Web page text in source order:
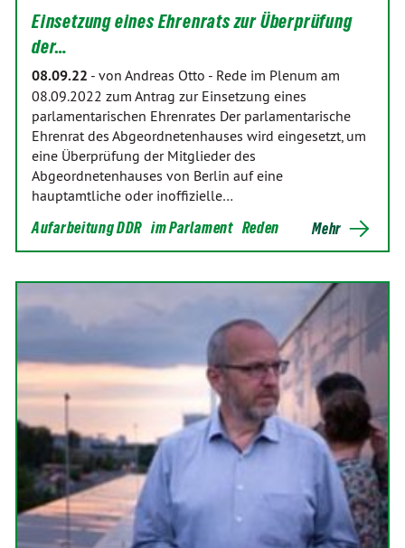
Einsetzung eines Ehrenrats zur Überprüfung
der…
08.09.22 - von Andreas Otto - Rede im Plenum am
08.09.2022 zum Antrag zur Einsetzung eines
parlamentarischen Ehrenrates Der parlamentarische
Ehrenrat des Abgeordnetenhauses wird eingesetzt, um
eine Überprüfung der Mitglieder des
Abgeordnetenhauses von Berlin auf eine
hauptamtliche oder inoffizielle…
Aufarbeitung DDR im Parlament Reden Mehr